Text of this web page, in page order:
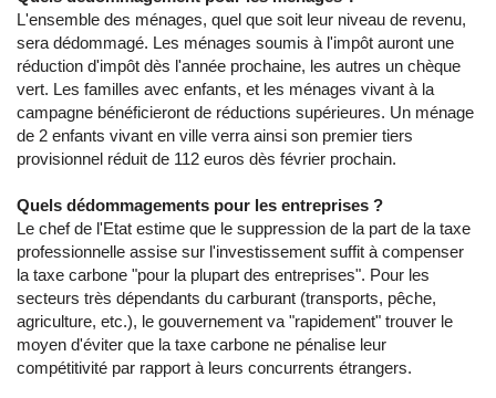
L'ensemble des ménages, quel que soit leur niveau de revenu,
sera dédommagé. Les ménages soumis à l'impôt auront une
réduction d'impôt dès l'année prochaine, les autres un chèque
vert. Les familles avec enfants, et les ménages vivant à la
campagne bénéficieront de réductions supérieures. Un ménage
de 2 enfants vivant en ville verra ainsi son premier tiers
provisionnel réduit de 112 euros dès février prochain.
Quels dédommagements pour les entreprises ?
Le chef de l'Etat estime que le suppression de la part de la taxe
professionnelle assise sur l'investissement suffit à compenser
la taxe carbone "pour la plupart des entreprises". Pour les
secteurs très dépendants du carburant (transports, pêche,
agriculture, etc.), le gouvernement va "rapidement" trouver le
moyen d'éviter que la taxe carbone ne pénalise leur
compétitivité par rapport à leurs concurrents étrangers.